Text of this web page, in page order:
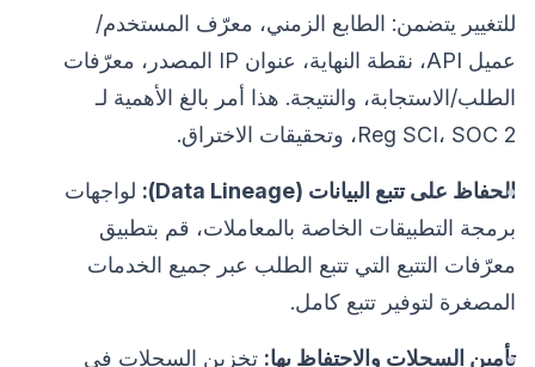
للتغيير يتضمن: الطابع الزمني، معرّف المستخدم/
عميل API، نقطة النهاية، عنوان IP المصدر، معرّفات
الطلب/الاستجابة، والنتيجة. هذا أمر بالغ الأهمية لـ
Reg SCI، SOC 2، وتحقيقات الاختراق.
الحفاظ على تتبع البيانات (Data Lineage):
لواجهات
برمجة التطبيقات الخاصة بالمعاملات، قم بتطبيق
معرّفات التتبع التي تتبع الطلب عبر جميع الخدمات
المصغرة لتوفير تتبع كامل.
تأمين السجلات والاحتفاظ بها: تخزين السجلات في